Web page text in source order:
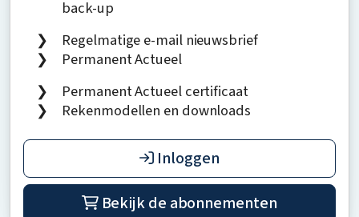
back-up
Regelmatige e-mail nieuwsbrief
Permanent Actueel
Permanent Actueel certificaat
Rekenmodellen en downloads
Inloggen
Bekijk de abonnementen